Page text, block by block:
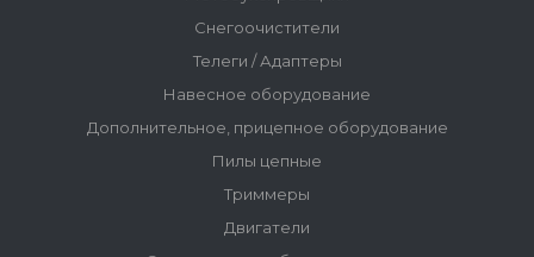
Снегоочистители
Телеги / Адаптеры
Навесное оборудование
Дополнительное, прицепное оборудование
Пилы цепные
Триммеры
Двигатели